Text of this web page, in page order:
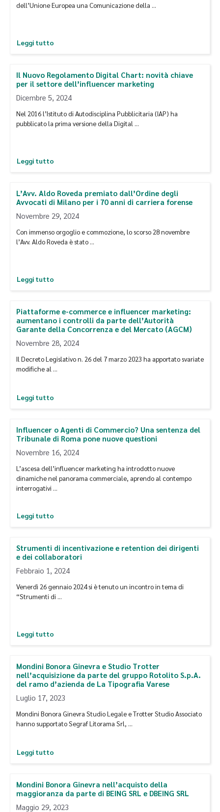
dell’Unione Europea una Comunicazione della …
Leggi tutto
Il Nuovo Regolamento Digital Chart: novità chiave
per il settore dell’influencer marketing
Dicembre 5, 2024
Nel 2016 l’Istituto di Autodisciplina Pubblicitaria (IAP) ha
pubblicato la prima versione della Digital …
Leggi tutto
L’Avv. Aldo Roveda premiato dall’Ordine degli
Avvocati di Milano per i 70 anni di carriera forense
Novembre 29, 2024
Con immenso orgoglio e commozione, lo scorso 28 novembre
l’Avv. Aldo Roveda è stato …
Leggi tutto
Piattaforme e-commerce e influencer marketing:
aumentano i controlli da parte dell’Autorità
Garante della Concorrenza e del Mercato (AGCM)
Novembre 28, 2024
Il Decreto Legislativo n. 26 del 7 marzo 2023 ha apportato svariate
modifiche al …
Leggi tutto
Influencer o Agenti di Commercio? Una sentenza del
Tribunale di Roma pone nuove questioni
Novembre 16, 2024
L’ascesa dell’influencer marketing ha introdotto nuove
dinamiche nel panorama commerciale, aprendo al contempo
interrogativi …
Leggi tutto
Strumenti di incentivazione e retention dei dirigenti
e dei collaboratori
Febbraio 1, 2024
Venerdì 26 gennaio 2024 si è tenuto un incontro in tema di
“Strumenti di …
Leggi tutto
Mondini Bonora Ginevra e Studio Trotter
nell’acquisizione da parte del gruppo Rotolito S.p.A.
del ramo d’azienda de La Tipografia Varese
Luglio 17, 2023
Mondini Bonora Ginevra Studio Legale e Trotter Studio Associato
hanno supportato Segraf Litorama Srl, …
Leggi tutto
Mondini Bonora Ginevra nell’acquisto della
maggioranza da parte di BEING SRL e DBEING SRL
Maggio 29, 2023